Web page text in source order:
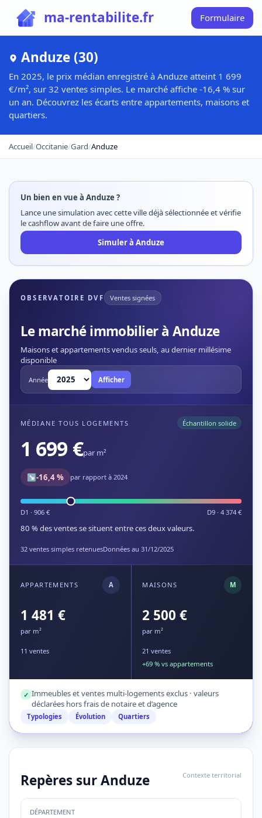
ma-rentabilite.fr Formulaire
Anduze (30)
En 2025, le prix médian enregistré à Anduze atteint 1 699
€/m², sur 32 ventes simples. Le marché affiche -16,4 % sur
un an. Découvrez les écarts entre appartements, maisons et
quartiers.
Accueil/Occitanie/Gard/Anduze
Un bien en vue à Anduze ?
Lance une simulation avec cette ville déjà sélectionnée et vérifie
le cashflow avant de faire une offre.
Simuler à Anduze
OBSERVATOIRE DVF Ventes signées
Le marché immobilier à Anduze
Maisons et appartements vendus seuls, au dernier millésime
disponible
Année Afficher
MÉDIANE TOUS LOGEMENTS Échantillon solide
1 699 €par m²
↘-16,4 % par rapport à 2024
D1 · 906 € D9 · 4 374 €
80 % des ventes se situent entre ces deux valeurs.
32 ventes simples retenuesDonnées au 31/12/2025
APPARTEMENTS A
1 481 €
par m²
11 ventes
MAISONS M
2 500 €
par m²
21 ventes
+69 % vs appartements
✓ Immeubles et ventes multi-logements exclus · valeurs
déclarées hors frais de notaire et d’agence
Typologies Évolution Quartiers
Repères sur Anduze Contexte territorial
DÉPARTEMENT